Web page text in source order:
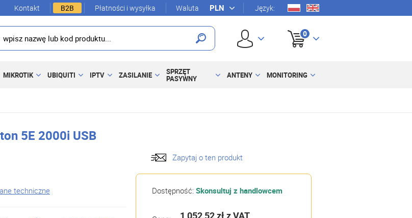
Kontakt B2B Płatności i wysyłka Waluta Język:
0
MIKROTIK UBIQUITI IPTV ZASILANIE SPRZĘT
PASYWNY ANTENY MONITORING
5E 2000i USB
Zapytaj o ten produkt
techniczne Dostępność: Skonsultuj z handlowcem
1 052,52 złz VAT